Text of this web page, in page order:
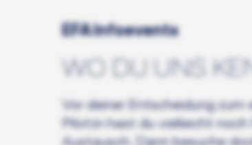
EFA Infoevents
WO DU UNS
Vor deiner Entscheidung
Pilot:in hast du vielleicht noch